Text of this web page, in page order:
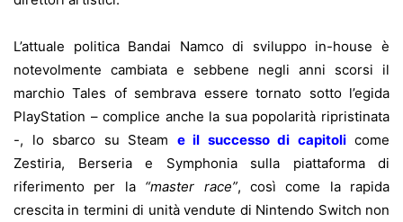
L’attuale politica Bandai Namco di sviluppo in-house è
notevolmente cambiata e sebbene negli anni scorsi il
marchio Tales of sembrava essere tornato sotto l’egida
PlayStation – complice anche la sua popolarità ripristinata
-, lo sbarco su Steam e il successo di capitolicome
Zestiria, Berseria e Symphonia sulla piattaforma di
riferimento per la “master race”, così come la rapida
crescita in termini di unità vendute di Nintendo Switch non